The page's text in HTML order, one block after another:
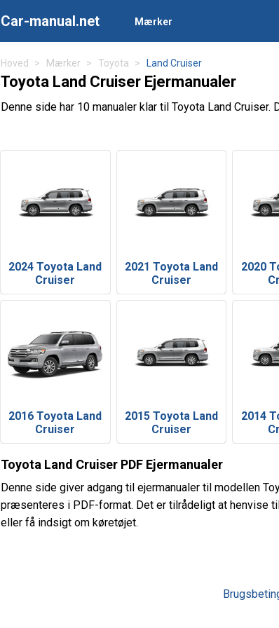
Car-manual.net Mærker
Hoved Mærker Toyota Land Cruiser
Toyota Land Cruiser Ejermanualer
Denne side har 10 manualer klar til Toyota Land
2024 Toyota Land
Cruiser
2021 Toyota Land
Cruiser
2020
2016 Toyota Land
Cruiser
2015 Toyota Land
Cruiser
2014
Toyota Land Cruiser PDF Ejermanualer
Denne side giver adgang til ejermanualer til modellen
præsenteres i PDF-format. Det er tilrådeligt at henvise
eller få indsigt om køretøjet.